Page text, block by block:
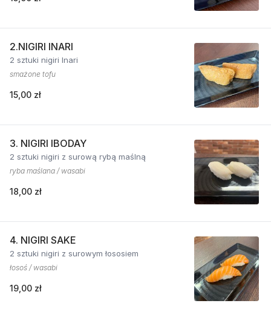
2.NIGIRI INARI
2 sztuki nigiri Inari
smażone tofu
15,00 zł
3. NIGIRI IBODAY
2 sztuki nigiri z surową rybą maślną
ryba maślana / wasabi
18,00 zł
4. NIGIRI SAKE
2 sztuki nigiri z surowym łososiem
łosoś / wasabi
19,00 zł